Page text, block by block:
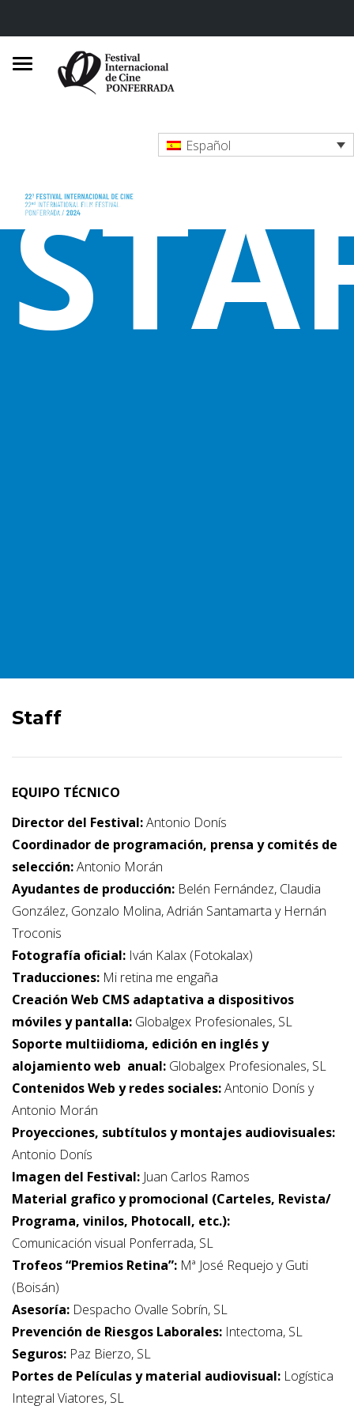
Español
Staff
EQUIPO TÉCNICO
Director del Festival:Antonio Donís
Coordinador de programación, prensa y comités de
selección:Antonio Morán
Ayudantes de producción: Belén Fernández, Claudia
González, Gonzalo Molina, Adrián Santamarta y Hernán
Troconis
Fotografía oficial: Iván Kalax (Fotokalax)
Traducciones: Mi retina me engaña
Creación Web CMS adaptativa a dispositivos
móviles y pantalla: Globalgex Profesionales, SL
Soporte multiidioma, edición en inglés y
alojamiento web anual: Globalgex Profesionales, SL
Contenidos Web y redes sociales:Antonio Donís y
Antonio Morán
Proyecciones, subtítulos y montajes audiovisuales:
Antonio Donís
Imagen del Festival: Juan Carlos Ramos
Material grafico y promocional (Carteles, Revista/
Programa, vinilos, Photocall, etc.):
Comunicación visual Ponferrada, SL
Trofeos “Premios Retina”: Mª José Requejo y Guti
(Boisán)
Asesoría: Despacho Ovalle Sobrín, SL
Prevención de Riesgos Laborales: Intectoma, SL
Seguros: Paz Bierzo, SL
Portes de Películas y material audiovisual: Logística
Integral Viatores, SL